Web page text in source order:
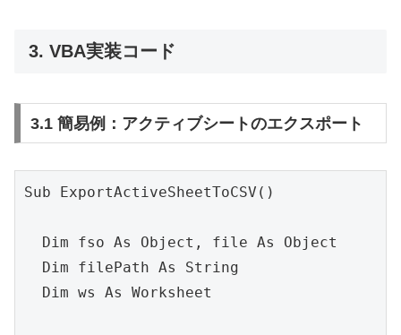
3. VBA実装コード
3.1 簡易例：アクティブシートのエクスポート
Sub ExportActiveSheetToCSV()
  Dim fso As Object, file As Object
  Dim filePath As String
  Dim ws As Worksheet